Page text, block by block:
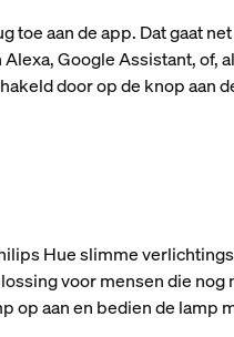
aan de app. Dat gaat
Google Assistant, of,
door op de knop aan
Hue slimme
voor mensen die nog
op aan en bedien de lamp